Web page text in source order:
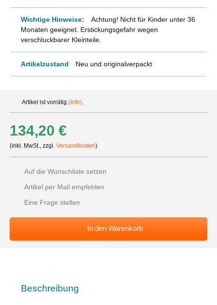
Wichtige Hinweise:
Achtung! Nicht für Kinder unter 36
Monaten geeignet. Erstickungsgefahr wegen
verschluckbarer Kleinteile.
Artikelzustand Neu und originalverpackt
Artikel ist vorrätig(Info)
134,20 €
(inkl. MwSt., zzgl.Versandkosten)
Auf die Wunschliste setzen
Artikel per Mail empfehlen
Eine Frage stellen
In den Warenkorb
Beschreibung